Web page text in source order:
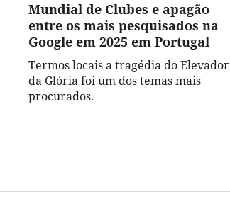
Mundial de Clubes e apagão
entre os mais pesquisados na
Google em 2025 em Portugal
Termos locais a tragédia do Elevador
da Glória foi um dos temas mais
procurados.